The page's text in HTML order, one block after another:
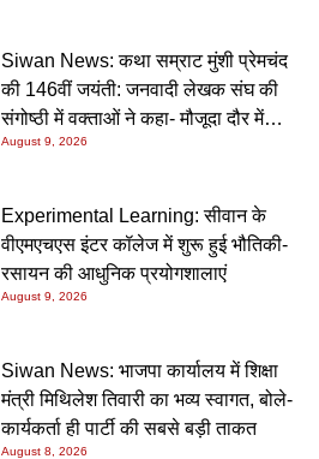
Siwan News: कथा सम्राट मुंशी प्रेमचंद
की 146वीं जयंती: जनवादी लेखक संघ की
संगोष्ठी में वक्ताओं ने कहा- मौजूदा दौर में
प्रेमचंद की रचनाएं और अधिक प्रासंगिक
August 9, 2026
Experimental Learning: सीवान के
वीएमएचएस इंटर कॉलेज में शुरू हुई भौतिकी-
रसायन की आधुनिक प्रयोगशालाएं
August 9, 2026
Siwan News: भाजपा कार्यालय में शिक्षा
मंत्री मिथिलेश तिवारी का भव्य स्वागत, बोले-
कार्यकर्ता ही पार्टी की सबसे बड़ी ताकत
August 8, 2026